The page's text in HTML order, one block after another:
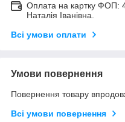
Оплата на картку ФОП:
Наталія Іванівна.
Всі умови оплати
Умови повернення
Повернення товару
Всі умови повернення